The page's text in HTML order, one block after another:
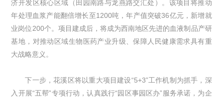
济开发区核心区域（田园南路与龙燕路交汇处）。该项目将推动
年处理血浆产能翻倍增长至1200吨，年产值突破36亿元，新增就
业岗位200个。项目建成后，将成为西南地区先进的血液制品产研
基地，对推动区域生物医药产业升级、保障人民健康需求具有重
大战略意义。
下一步，花溪区将以重大项目建设“5+3”工作机制为抓手，深
入开展“五帮”专项行动，认真践行“园区事园区办”服务承诺，为企